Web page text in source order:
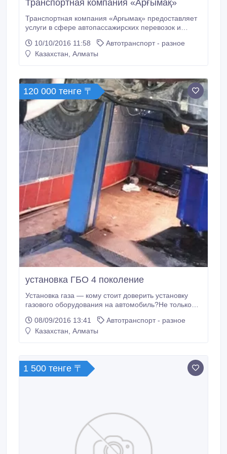
Транспортная компания «Арғымақ»
Транспортная компания «Арғымақ» предоставляет
услуги в сфере автопассажирских перевозок и
Астане, Алматы, по регионам Казахстана. Телефон:
10/10/2016 11:58
Автотранспорт - разное
Казахстан, Алматы
120 000 тенге 〒
установка ГБО 4 поколение
Установка газа — кому стоит доверить установку
газового оборудования на автомобиль?Не только
сталкиваются с необходимостью монтировать на
свой автомобиль газовое оборудование.
модели автомобиля, каким образом производится
установка.
08/09/2016 13:41
Автотранспорт - разное
Казахстан, Алматы
1 500 тенге 〒